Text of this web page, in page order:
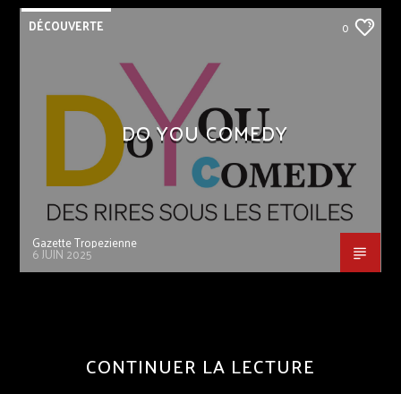
DÉCOUVERTE 0
DO YOU COMEDY
Gazette Tropezienne
6 JUIN 2025
CONTINUER LA LECTURE